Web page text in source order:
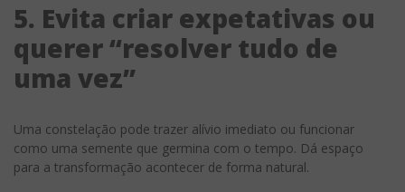
5. Evita criar expetativas ou
querer “resolver tudo de
uma vez”
Uma constelação pode trazer alívio imediato ou funcionar
como uma semente que germina com o tempo. Dá espaço
para a transformação acontecer de forma natural.